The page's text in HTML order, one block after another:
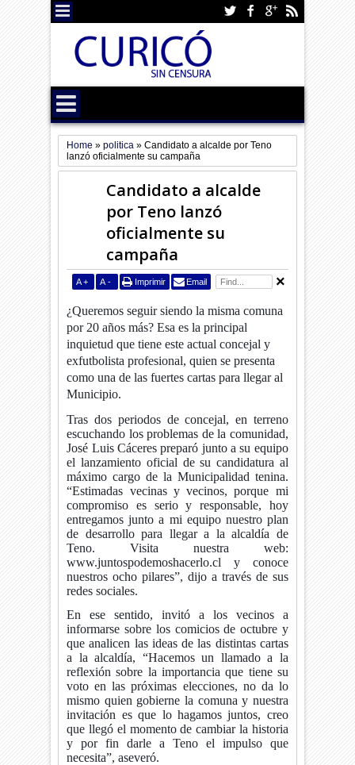
Home »politica »Candidato a alcalde por Teno
lanzó oficialmente su campaña
Candidato a alcalde
por Teno lanzó
oficialmente su
campaña
A + A - Imprimir Email
¿Queremos seguir siendo la misma comuna
por 20 años más? Esa es la principal
inquietud que tiene este actual concejal y
exfutbolista profesional, quien se presenta
como una de las fuertes cartas para llegar al
Municipio.
Tras dos periodos de concejal, en terreno
escuchando los problemas de la comunidad,
José Luis Cáceres preparó junto a su equipo
el lanzamiento oficial de su candidatura al
máximo cargo de la Municipalidad tenina.
“Estimadas vecinas y vecinos, porque mi
compromiso es serio y responsable, hoy
entregamos junto a mi equipo nuestro plan
de desarrollo para llegar a la alcaldía de
Teno. Visita nuestra web:
www.juntospodemoshacerlo.cl y conoce
nuestros ocho pilares”, dijo a través de sus
redes sociales.
En ese sentido, invitó a los vecinos a
informarse sobre los comicios de octubre y
que analicen las ideas de las distintas cartas
a la alcaldía, “Hacemos un llamado a la
reflexión sobre la importancia que tiene su
voto en las próximas elecciones, no da lo
mismo quien gobierne la comuna y nuestra
invitación es que lo hagamos juntos, creo
que llegó el momento de cambiar la historia
y por fin darle a Teno el impulso que
necesita”, aseveró.